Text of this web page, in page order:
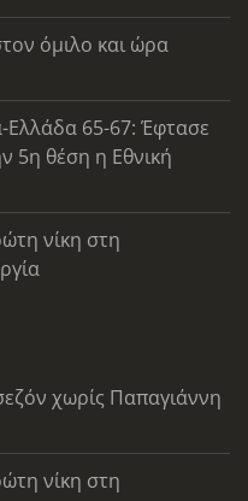
όμιλο και ώρα
65-67: Έφτασε
5η θέση η Εθνική
νίκη στη
χωρίς Παπαγιάννη
νίκη στη